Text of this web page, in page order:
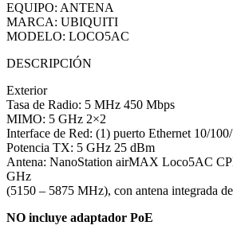
EQUIPO: ANTENA
MARCA: UBIQUITI
MODELO: LOCO5AC
DESCRIPCIÓN
Exterior
Tasa de Radio: 5 MHz 450 Mbps
MIMO: 5 GHz 2×2
Interface de Red: (1) puerto Ethernet 10/
Potencia TX: 5 GHz 25 dBm
Antena: NanoStation airMAX Loco5AC
GHz
(5150 – 5875 MHz), con antena integrada
NO incluye adaptador PoE